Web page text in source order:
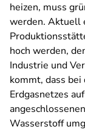
heizen, muss
werden. Aktuell
hoch werden,
Industrie und
kommt, dass
Erdgasnetzes
Wasserstoff